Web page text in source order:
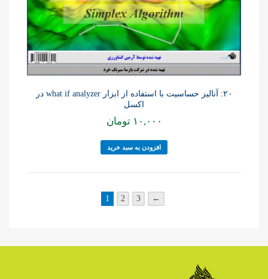
۲۰: آنالیز حساسیت با استفاده از ابزار what if analyzer در
اکسل
۱۰,۰۰۰ تومان
افزودن به سبد خرید
1 2 3 ←